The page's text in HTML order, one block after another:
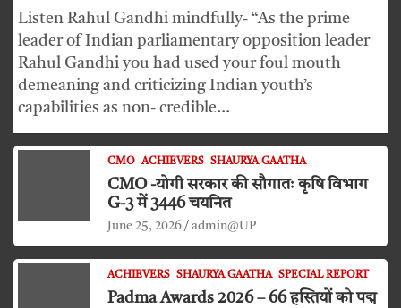
Listen Rahul Gandhi mindfully- “As the prime
leader of Indian parliamentary opposition leader
Rahul Gandhi you had used your foul mouth
demeaning and criticizing Indian youth’s
capabilities as non- credible…
CMO ACHIEVERS SHAURYA GAATHA
CMO -योगी सरकार की सौगातः कृषि विभाग
G-3 में 3446 चयनित
June 25, 2026 admin@UP
ACHIEVERS SHAURYA GAATHA SPECIAL REPORT
Padma Awards 2026 – 66 हस्तियों को पद्म